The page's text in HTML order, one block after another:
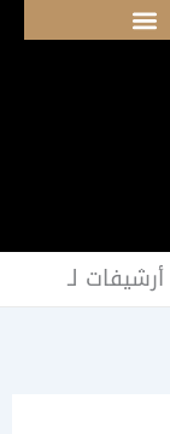
أرشيفات لـ